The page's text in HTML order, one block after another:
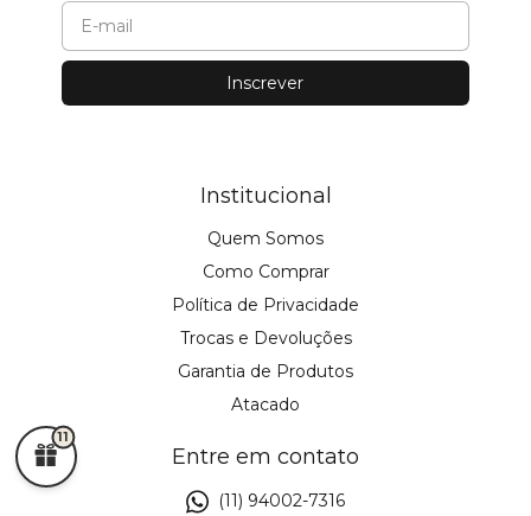
Institucional
Quem Somos
Como Comprar
Política de Privacidade
Trocas e Devoluções
Garantia de Produtos
Atacado
Entre em contato
(11) 94002-7316
11